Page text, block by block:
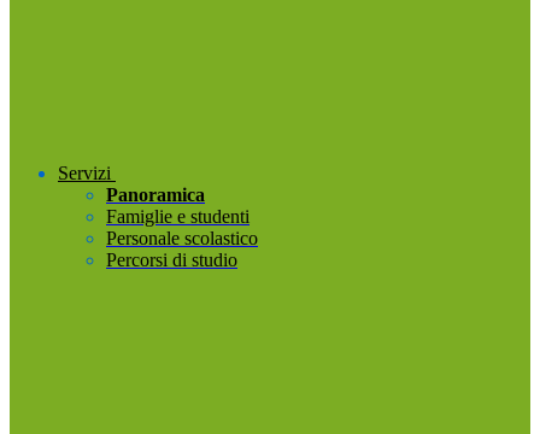
Servizi
Panoramica
Famiglie e studenti
Personale scolastico
Percorsi di studio